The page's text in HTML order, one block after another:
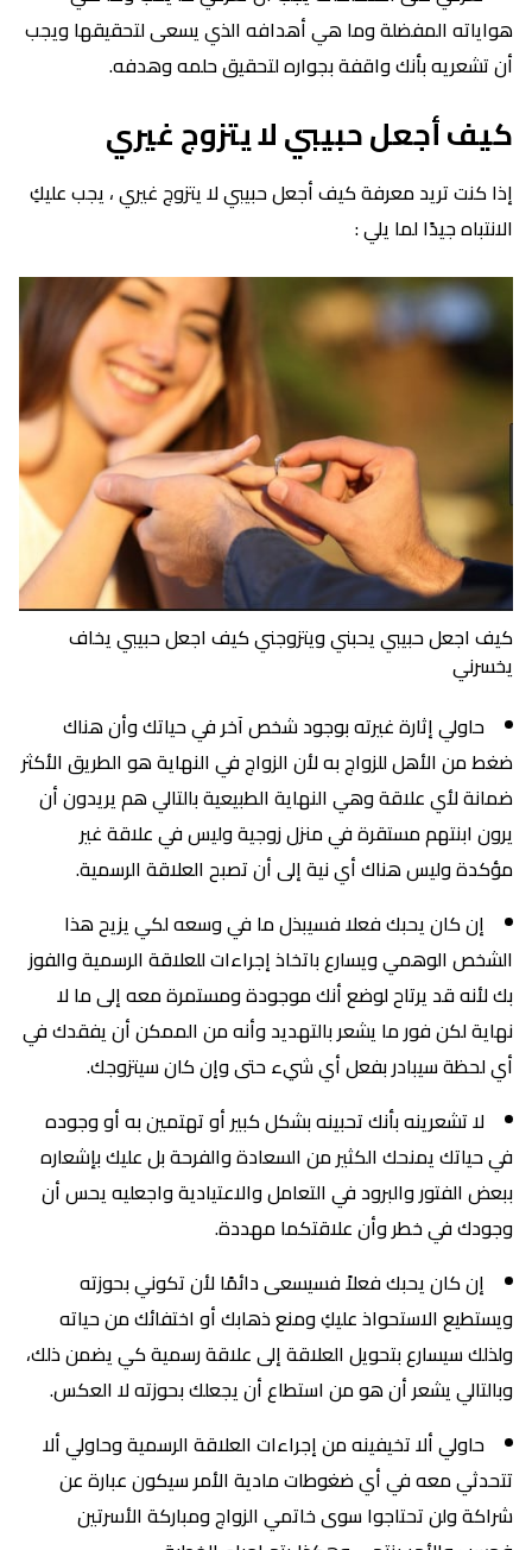
هواياته المفضلة وما هي أهدافه الذي يسعى لتحقيقها ويجب
أن تشعريه بأنك واقفة بجواره لتحقيق حلمه وهدفه.
كيف أجعل حبيبي لا يتزوج غيري
إذا كنت تريد معرفة كيف أجعل حبيبي لا يتزوج غيري ، يجب عليكِ
الانتباه جيدًا لما يلي :
كيف اجعل حبيبي يحبني ويتزوجني كيف اجعل حبيبي يخاف
يخسرني
حاولي إثارة غيرته بوجود شخص آخر في حياتك وأن هناك
ضغط من الأهل للزواج به لأن الزواج في النهاية هو الطريق الأكثر
ضمانة لأي علاقة وهي النهاية الطبيعية بالتالي هم يريدون أن
يرون ابنتهم مستقرة في منزل زوجية وليس في علاقة غير
مؤكدة وليس هناك أي نية إلى أن تصبح العلاقة الرسمية.
إن كان يحبك فعلا فسيبذل ما في وسعه لكي يزيح هذا
الشخص الوهمي ويسارع باتخاذ إجراءات للعلاقة الرسمية والفوز
بك لأنه قد يرتاح لوضع أنك موجودة ومستمرة معه إلى ما لا
نهاية لكن فور ما يشعر بالتهديد وأنه من الممكن أن يفقدك في
أي لحظة سيبادر بفعل أي شيء حتى وإن كان سيتزوجك.
لا تشعرينه بأنك تحبينه بشكل كبير أو تهتمين به أو وجوده
في حياتك يمنحك الكثير من السعادة والفرحة بل عليك بإشعاره
ببعض الفتور والبرود في التعامل والاعتيادية واجعليه يحس أن
وجودك في خطر وأن علاقتكما مهددة.
إن كان يحبك فعلاً فسيسعى دائمًا لأن تكوني بحوزته
ويستطيع الاستحواذ عليكِ ومنع ذهابك أو اختفائك من حياته
ولذلك سيسارع بتحويل العلاقة إلى علاقة رسمية كي يضمن ذلك،
وبالتالي يشعر أن هو من استطاع أن يجعلك بحوزته لا العكس.
حاولي ألا تخيفينه من إجراءات العلاقة الرسمية وحاولي ألا
تتحدثي معه في أي ضغوطات مادية الأمر سيكون عبارة عن
شراكة ولن تحتاجوا سوى خاتمي الزواج ومباركة الأسرتين